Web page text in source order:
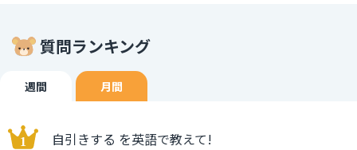
質問ランキング
週間 月間
自引きする を英語で教えて!